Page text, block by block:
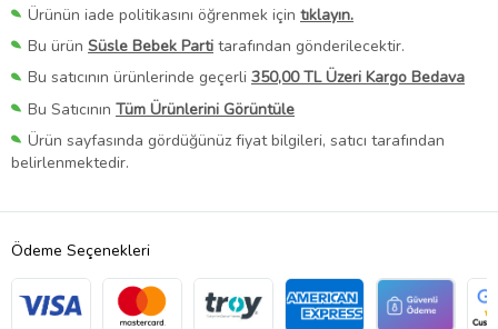
Ürünün iade politikasını öğrenmek için tıklayın.
Bu ürün Süsle Bebek Parti tarafından gönderilecektir.
Bu satıcının ürünlerinde geçerli 350,00 TL Üzeri Kargo Bedava
Bu Satıcının Tüm Ürünlerini Görüntüle
Ürün sayfasında gördüğünüz fiyat bilgileri, satıcı tarafından
belirlenmektedir.
Ödeme Seçenekleri